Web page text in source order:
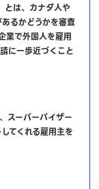
は、カナダ人や
るかどうかを審査
業で外国人を雇用
に一歩近づくこと
スーパーバイザー
てくれる雇用主を